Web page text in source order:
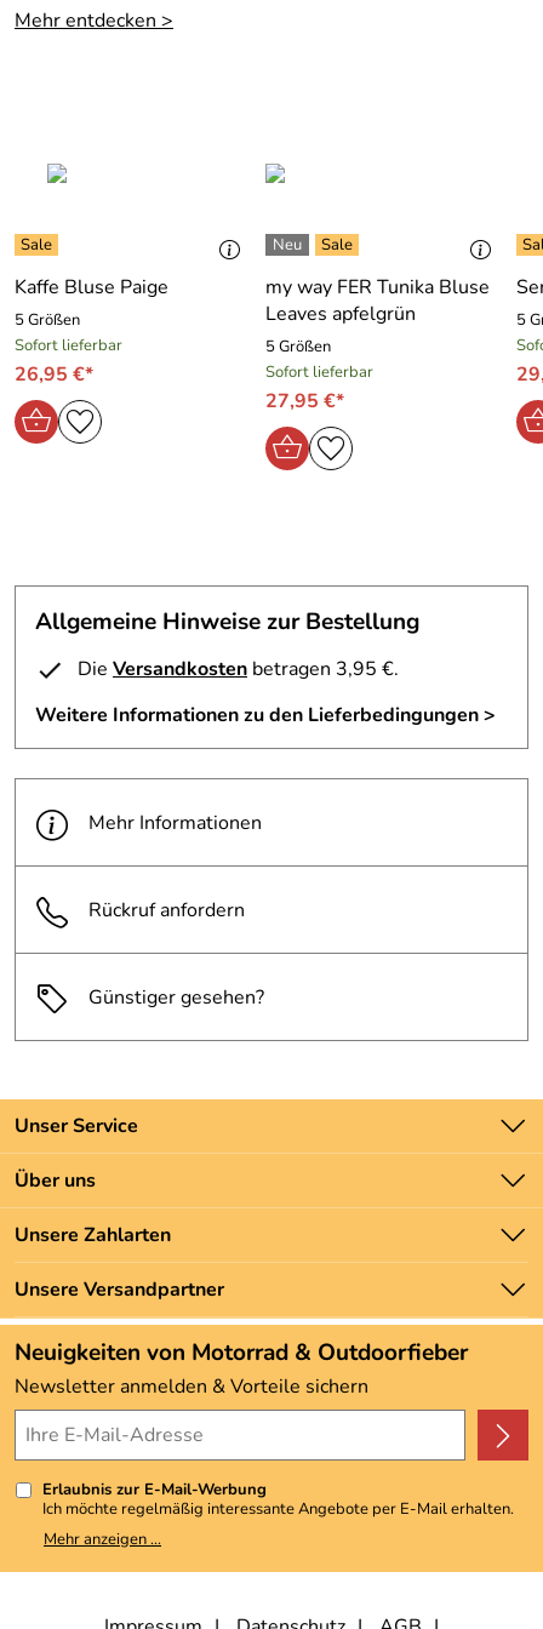
waschen, Wollprogramm, nach dem Waschen in Form
info@bettybarclay.com
Mehr entdecken >
Kaffe Bluse Paige
5 Größen
Sofort lieferbar
26,95 €*
my way FER Tunika Bluse
Leaves apfelgrün
5 Größen
Sofort lieferbar
27,95 €*
5
Allgemeine Hinweise zur Bestellung
Die Versandkosten betragen 3,95 €.
Weitere Informationen zu den Lieferbedingungen >
Mehr Informationen
Rückruf anfordern
Günstiger gesehen?
Unser Service
Kontakt
Batteriegesetz
Newsletter
Zahlung und Versand
Über uns
Unsere Bestseller
Marken
Neu
Angebote
Kundenbewertungen (3.493)
4,9/5*****
Unsere Zahlarten
Unsere Versandpartner
Neuigkeiten von Motorrad & Outdoorfieber
Newsletter anmelden & Vorteile sichern
Erlaubnis zur E-Mail-Werbung
Ich möchte regelmäßig interessante Angebote per E-Mail erhalten.
Meine E-Mail-Adresse wird nicht an andere Unternehmen
weitergegeben. Zu statistischen Zwecken wird in anonymer Form
kann ich jederzeit mit Wirkung für die Zukunft widerrufen, indem ich
Mehr anzeigen ...